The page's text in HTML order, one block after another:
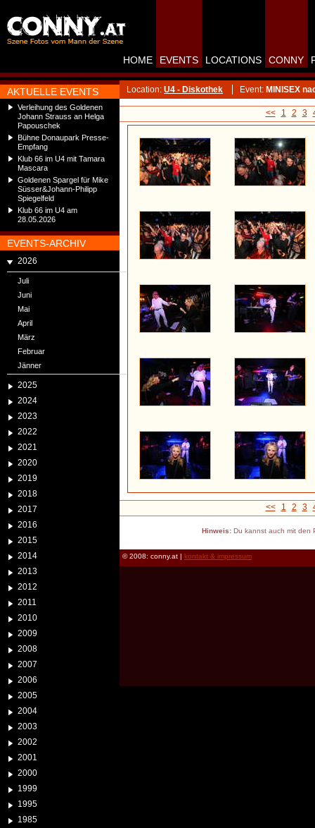
AKTUELLE EVENTS
Verleihung des Goldenen
Johann Strauss an Helga
Papouschek
Bühne Donaupark Presse-
Empfang
Klub 66 im U4 mit Tamara
Mascara
Goldenen Spargel für Mike
Süsser&Johann-Philipp
Spiegelfeld
Klub 66 im U4 am
28.05.2026
EVENTS-ARCHIV
2026
Juli
Juni
Mai
April
März
Februar
Jänner
2025
2024
2023
2022
2021
2020
2019
2018
2017
2016
2015
2014
2013
2012
2011
2010
2009
2008
2007
2006
2005
2004
2003
2002
2001
2000
1999
1995
1985
HOME EVENTS LOCATIONS CONNY
Location: U4 - Diskothek Event: MINISEX
<< 1 2 3
<< 1 2 3
Hinweis:Du kannst auch mit den
© 2008: conny.at | kontakt & impressum